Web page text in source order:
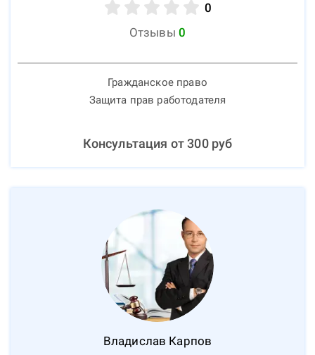
0
Отзывы 0
Гражданское право
Защита прав работодателя
Консультация от300руб
Владислав Карпов